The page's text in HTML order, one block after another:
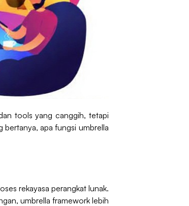
tools yang canggih, tetapi
bertanya, apa fungsi umbrella
rekayasa perangkat lunak.
umbrella framework lebih